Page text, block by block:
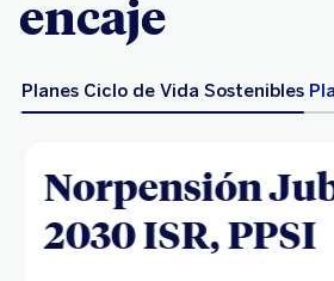
encaje
Planes Ciclo de Vida Sostenibles
Norpensión
2030 ISR, PPSI